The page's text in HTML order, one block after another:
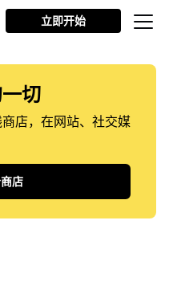
立即开始
切
店，在网站、社交媒
店